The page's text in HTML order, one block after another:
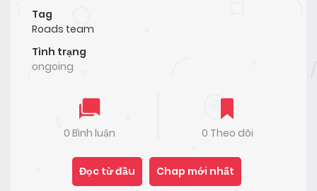
Tag
Roads team
Tình trạng
ongoing
0 Bình luận 0 Theo dõi
Đọc từ đầu Chap mới nhất